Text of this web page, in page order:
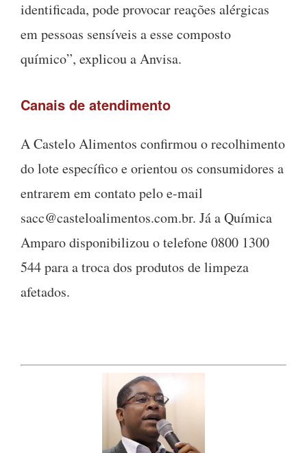
identificada, pode provocar reações alérgicas
em pessoas sensíveis a esse composto
químico”, explicou a Anvisa.
Canais de atendimento
A Castelo Alimentos confirmou o recolhimento
do lote específico e orientou os consumidores a
entrarem em contato pelo e-mail
sacc@casteloalimentos.com.br. Já a Química
Amparo disponibilizou o telefone 0800 1300
544 para a troca dos produtos de limpeza
afetados.